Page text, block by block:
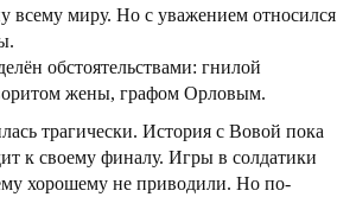
всему миру. Но с уважением относился
обстоятельствами: гнилой
жены, графом Орловым.
трагически. История с Вовой пока
к своему финалу. Игры в солдатики
хорошему не приводили. Но по-